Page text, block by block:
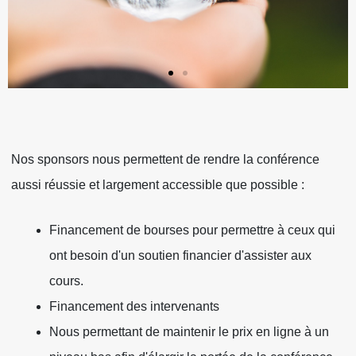
MINDFULNESS
IN A CHANGING
WORLD (LA
PLEINE
CONSCIENCE
MONDE EN
MUTATION)
MINDFULNESS
IN A CHANGING
WORLD (LA
PLEINE
CONSCIENCE
MONDE EN
MUTATION)
MINDFULNESS
IN A CHANGING
WORLD (LA
PLEINE
CONSCIENCE
MONDE EN
MUTATION)
MINDFULNESS
IN A CHANGING
WORLD (LA
PLEINE
CONSCIENCE
MONDE EN
MUTATION)
MINDFULNESS
IN A CHANGING
WORLD (LA
PLEINE
CONSCIENCE
MONDE EN
MUTATION)
MINDFULNESS
IN A CHANGING
WORLD (LA
PLEINE
CONSCIENCE
MONDE EN
MUTATION)
Nos sponsors nous permettent de rendre la conférence
aussi réussie et largement accessible que possible :
Financement de bourses pour permettre à ceux qui
ont besoin d'un soutien financier d'assister aux
cours.
Financement des intervenants
Nous permettant de maintenir le prix en ligne à un